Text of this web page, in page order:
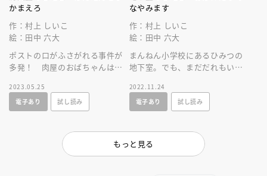
かまえろ
作：村上 しいこ
絵：田中 六大
ポストの口がふさがれる事件が
多発！ 肉屋のおばちゃんはダ
うけれど……。防災室のなかま
が調べます！
2023.05.25
電子あり
試し読み
なやみます
作：村上 しいこ
絵：田中 六大
まんねん小学校にあるひみつの
地下室。でも、まだだれもいっ
地下室の地下子さんに食べられ
ちゃうから！
2022.11.24
電子あり
試し読み
もっと見る